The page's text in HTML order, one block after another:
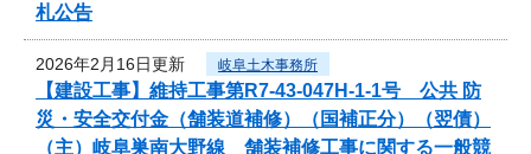
札公告
2026年2月16日更新 岐阜土木事務所
【建設工事】維持工事第R7-43-047H-1-1号 公共 防
災・安全交付金（舗装道補修）（国補正分）（翌債）
（主）岐阜巣南大野線 舗装補修工事に関する一般競